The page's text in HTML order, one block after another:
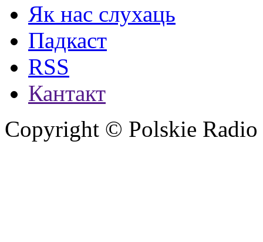
Як нас слухаць
Падкаст
RSS
Кантакт
Copyright © Polskie